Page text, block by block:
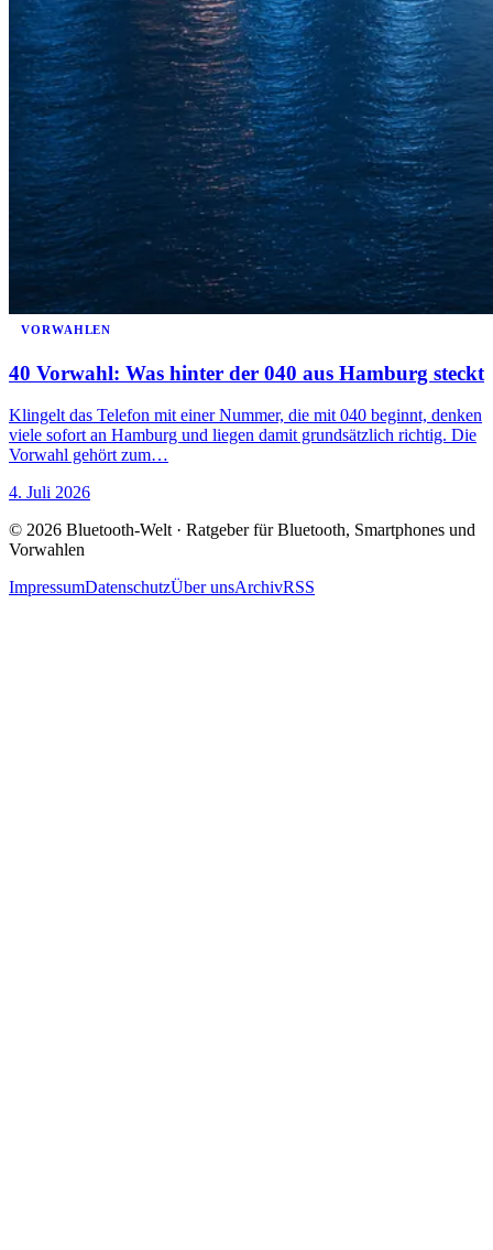
VORWAHLEN
40 Vorwahl: Was hinter der 040 aus Hamburg steckt
Klingelt das Telefon mit einer Nummer, die mit 040 beginnt, denken
viele sofort an Hamburg und liegen damit grundsätzlich richtig. Die
Vorwahl gehört zum…
4. Juli 2026
© 2026 Bluetooth-Welt · Ratgeber für Bluetooth, Smartphones und
Vorwahlen
ImpressumDatenschutzÜber unsArchivRSS